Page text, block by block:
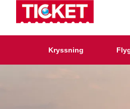
Kryssning